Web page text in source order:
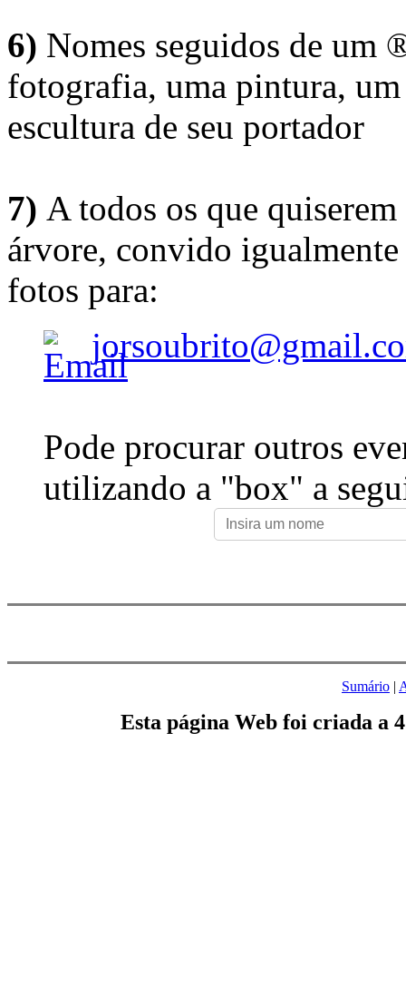
6) Nomes seguidos de um
fotografia, uma pintura,
escultura de seu portador
7) A todos os que
árvore, convido
fotos para:
Pode procurar outros
utilizando a "box" a
Sumário |
Esta página Web foi criada a